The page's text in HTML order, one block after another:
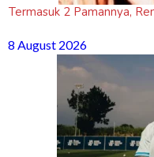
Termasuk 2 Pamannya,
8 August 2026